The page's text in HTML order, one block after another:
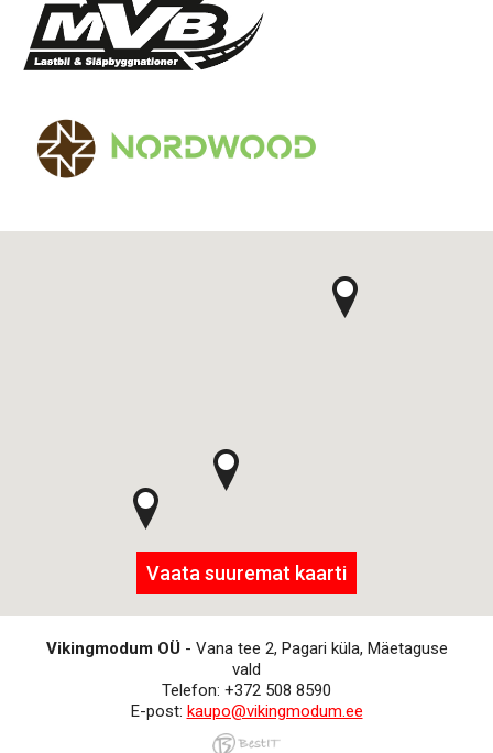
Vaata suuremat kaarti
Vikingmodum OÜ- Vana tee 2, Pagari küla, Mäetaguse
vald
Telefon: +372 508 8590
E-post: kaupo@vikingmodum.ee